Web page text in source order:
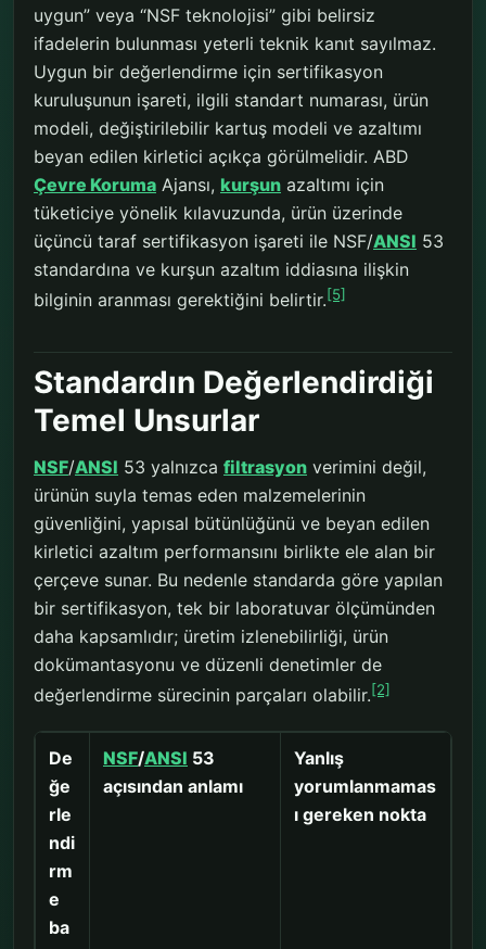
uygun” veya “NSF teknolojisi” gibi belirsiz
ifadelerin bulunması yeterli teknik kanıt sayılmaz.
Uygun bir değerlendirme için sertifikasyon
kuruluşunun işareti, ilgili standart numarası, ürün
modeli, değiştirilebilir kartuş modeli ve azaltımı
beyan edilen kirletici açıkça görülmelidir. ABD
Çevre Koruma Ajansı, kurşun azaltımı için
tüketiciye yönelik kılavuzunda, ürün üzerinde
üçüncü taraf sertifikasyon işareti ile NSF/ANSI 53
standardına ve kurşun azaltım iddiasına ilişkin
bilginin aranması gerektiğini belirtir.[5]
Standardın Değerlendirdiği
Temel Unsurlar
NSF/ANSI 53 yalnızca filtrasyon verimini değil,
ürünün suyla temas eden malzemelerinin
güvenliğini, yapısal bütünlüğünü ve beyan edilen
kirletici azaltım performansını birlikte ele alan bir
çerçeve sunar. Bu nedenle standarda göre yapılan
bir sertifikasyon, tek bir laboratuvar ölçümünden
daha kapsamlıdır; üretim izlenebilirliği, ürün
dokümantasyonu ve düzenli denetimler de
değerlendirme sürecinin parçaları olabilir.[2]
De
ğe
rle
ndi
rm
e
ba
NSF/ANSI 53
açısından anlamı
Yanlış
yorumlanmamas
ı gereken nokta